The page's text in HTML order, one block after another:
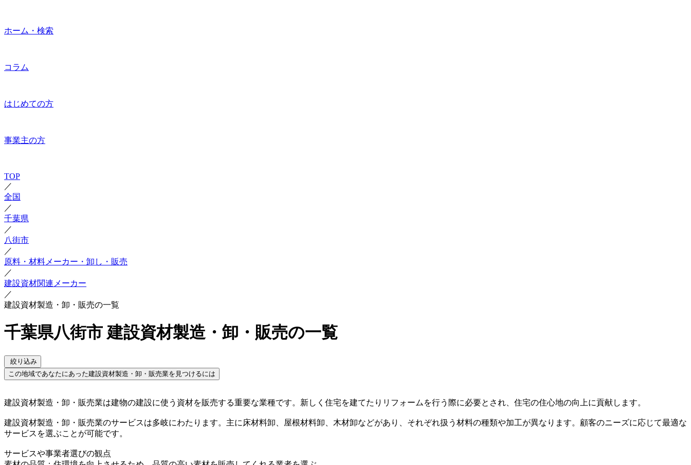
ホーム・検索
コラム
はじめての方
事業主の方
TOP
／
全国
／
千葉県
／
八街市
／
原料・材料メーカー・卸し・販売
／
建設資材関連メーカー
／
建設資材製造・卸・販売の一覧
千葉県八街市 建設資材製造・卸・販売の一覧
絞り込み
この地域であなたにあった建設資材製造・卸・販売業を見つけるには
建設資材製造・卸・販売業は建物の建設に使う資材を販売する重要な業種です。新しく住宅を建てたりリフォームを行う際に必要とされ、住宅の住心地の向上に貢献します。
建設資材製造・卸・販売業のサービスは多岐にわたります。主に床材料卸、屋根材料卸、木材卸などがあり、それぞれ扱う材料の種類や加工が異なります。顧客のニーズに応じて最適な
サービスを選ぶことが可能です。
サービスや事業者選びの観点